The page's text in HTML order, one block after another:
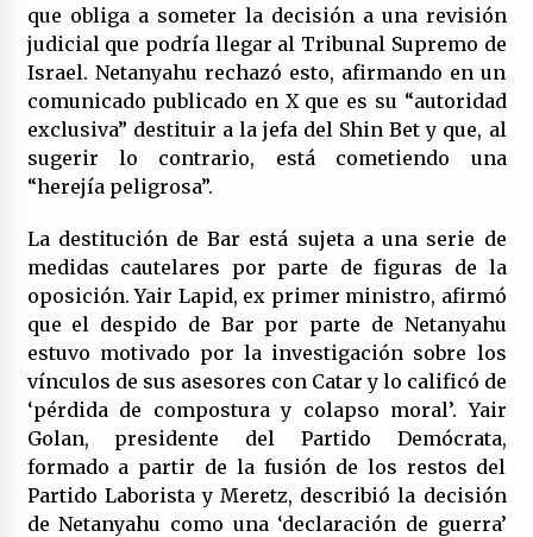
que obliga a someter la decisión a una revisión
judicial que podría llegar al Tribunal Supremo de
Israel. Netanyahu rechazó esto, afirmando en un
comunicado publicado en X que es su “autoridad
exclusiva” destituir a la jefa del Shin Bet y que, al
sugerir lo contrario, está cometiendo una
“herejía peligrosa”.
La destitución de Bar está sujeta a una serie de
medidas cautelares por parte de figuras de la
oposición. Yair Lapid, ex primer ministro, afirmó
que el despido de Bar por parte de Netanyahu
estuvo motivado por la investigación sobre los
vínculos de sus asesores con Catar y lo calificó de
‘pérdida de compostura y colapso moral’. Yair
Golan, presidente del Partido Demócrata,
formado a partir de la fusión de los restos del
Partido Laborista y Meretz, describió la decisión
de Netanyahu como una ‘declaración de guerra’